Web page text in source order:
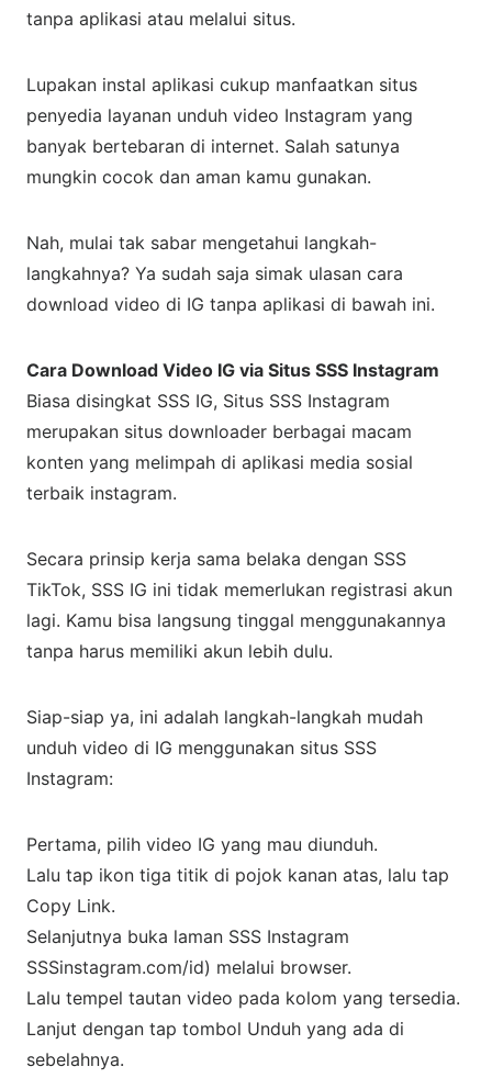
tanpa aplikasi atau melalui situs.
Lupakan instal aplikasi cukup manfaatkan situs
penyedia layanan unduh video Instagram yang
banyak bertebaran di internet. Salah satunya
mungkin cocok dan aman kamu gunakan.
Nah, mulai tak sabar mengetahui langkah-
langkahnya? Ya sudah saja simak ulasan cara
download video di IG tanpa aplikasi di bawah ini.
Cara Download Video IG via Situs SSS Instagram
Biasa disingkat SSS IG, Situs SSS Instagram
merupakan situs downloader berbagai macam
konten yang melimpah di aplikasi media sosial
terbaik instagram.
Secara prinsip kerja sama belaka dengan SSS
TikTok, SSS IG ini tidak memerlukan registrasi akun
lagi. Kamu bisa langsung tinggal menggunakannya
tanpa harus memiliki akun lebih dulu.
Siap-siap ya, ini adalah langkah-langkah mudah
unduh video di IG menggunakan situs SSS
Instagram:
Pertama, pilih video IG yang mau diunduh.
Lalu tap ikon tiga titik di pojok kanan atas, lalu tap
Copy Link.
Selanjutnya buka laman SSS Instagram
SSSinstagram.com/id) melalui browser.
Lalu tempel tautan video pada kolom yang tersedia.
Lanjut dengan tap tombol Unduh yang ada di
sebelahnya.